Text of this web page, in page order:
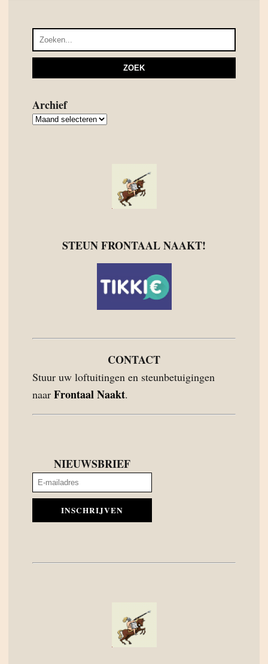
Archief
Archief
STEUN FRONTAAL NAAKT!
CONTACT
Stuur uw loftuitingen en steunbetuigingen
naar Frontaal Naakt.
NIEUWSBRIEF
INSCHRIJVEN